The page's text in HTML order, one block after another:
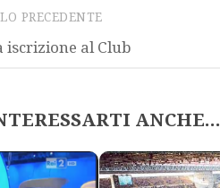
PRECEDENTE
iscrizione al Club
ANCHE...